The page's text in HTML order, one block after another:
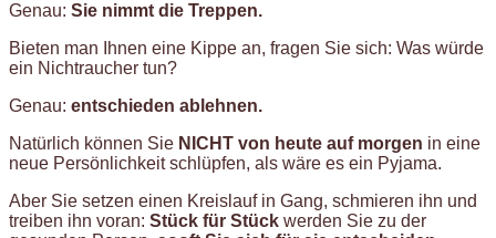
Genau: Sie nimmt die Treppen.
Bieten man Ihnen eine Kippe an, fragen Sie sich: Was würde
ein Nichtraucher tun?
Genau: entschieden ablehnen.
Natürlich können Sie NICHT von heute auf morgen in eine
neue Persönlichkeit schlüpfen, als wäre es ein Pyjama.
Aber Sie setzen einen Kreislauf in Gang, schmieren ihn und
treiben ihn voran: Stück für Stück werden Sie zu der